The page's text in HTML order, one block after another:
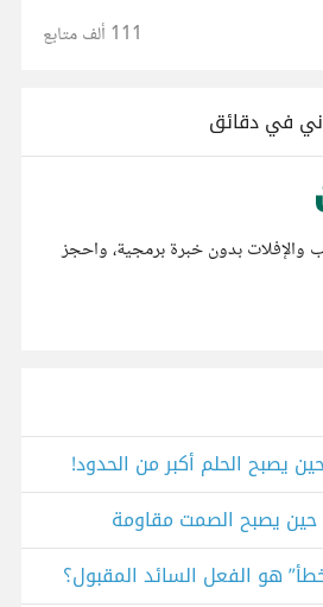
111 ألف متابع
في دقائق
بدون خبرة برمجية، واحجز
يصبح الحلم أكبر من الحدود!
حين يصبح الصمت مقاومة
هو الفعل السائد المقبول؟